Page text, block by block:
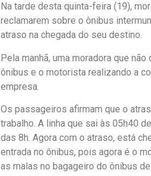
Na tarde desta quinta-feira (19),
reclamarem sobre o ônibus
atraso na chegada do seu destino.
Pela manhã, uma moradora que
ônibus e o motorista realizando a
empresa.
Os passageiros afirmam que o
trabalho. A linha que sai às 05h40
das 8h. Agora com o atraso, está
entrada no ônibus, pois agora é o
as malas no bagageiro do ônibus